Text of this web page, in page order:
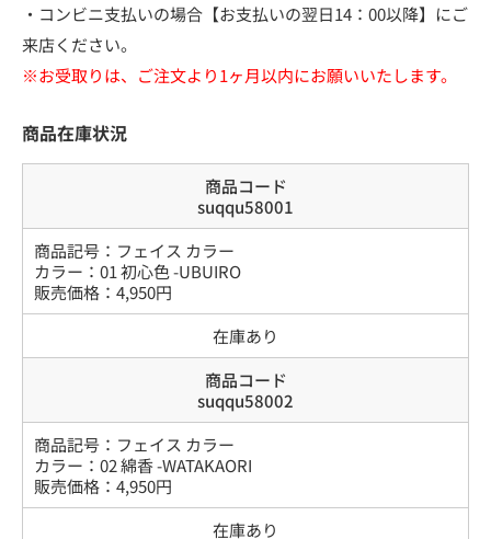
・コンビニ支払いの場合【お支払いの翌日14：00以降】にご
来店ください。
※お受取りは、ご注文より1ヶ月以内にお願いいたします。
商品在庫状況
商品コード
suqqu58001
商品記号： フェイス カラー
カラー ： 01 初心色 -UBUIRO
販売価格： 4,950円
在庫あり
商品コード
suqqu58002
商品記号： フェイス カラー
カラー ： 02 綿香 -WATAKAORI
販売価格： 4,950円
在庫あり